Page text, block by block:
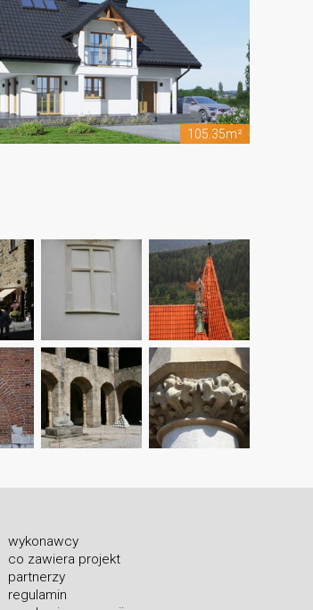
105.35m²
wykonawcy
co zawiera projekt
partnerzy
regulamin